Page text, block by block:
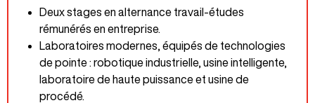
Deux stages en alternance travail-études
rémunérés en entreprise.
Laboratoires modernes, équipés de technologies
de pointe : robotique industrielle, usine intelligente,
laboratoire de haute puissance et usine de
procédé.